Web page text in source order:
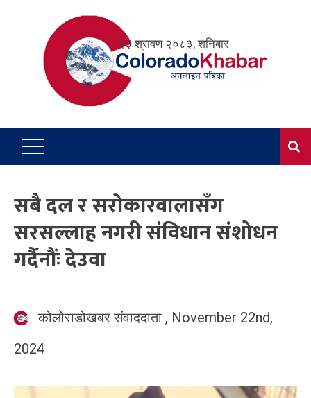
२३ श्रावण २०८३, शनिबार
सबै दल र सरोकारवालासँग
सरसल्लाह नगरी संविधान संशोधन
गर्दैनौंः देउवा
कोलोराडोखबर संवाददाता , November 22nd,
2024